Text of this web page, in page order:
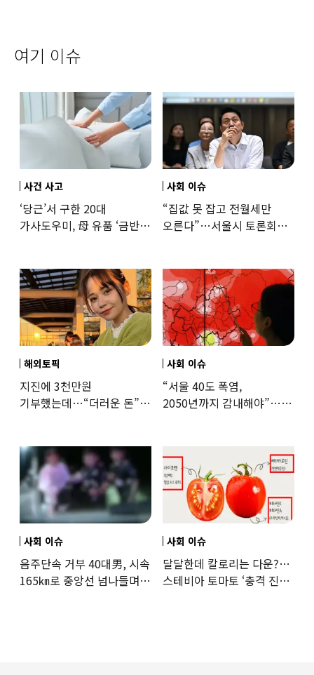
여기 이슈
사건 사고
‘당근’서 구한 20대
가사도우미, 母 유품 ‘금반지
사회 이슈
“집값 못 잡고 전월세만
오른다”…서울시 토론회서
해외토픽
지진에 3천만원
기부했는데…“더러운 돈”
사회 이슈
“서울 40도 폭염,
2050년까지 감내해야”…
사회 이슈
음주단속 거부 40대男, 시속
165㎞로 중앙선 넘나들며
사회 이슈
달달한데 칼로리는 다운?…
스테비아 토마토 ‘충격 진실’